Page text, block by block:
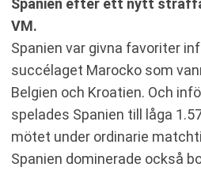
Spanien efter ett nytt
VM.
Spanien var givna favoriter
succélaget Marocko som
Belgien och Kroatien. Och
spelades Spanien till låga
mötet under ordinarie
Spanien dominerade också